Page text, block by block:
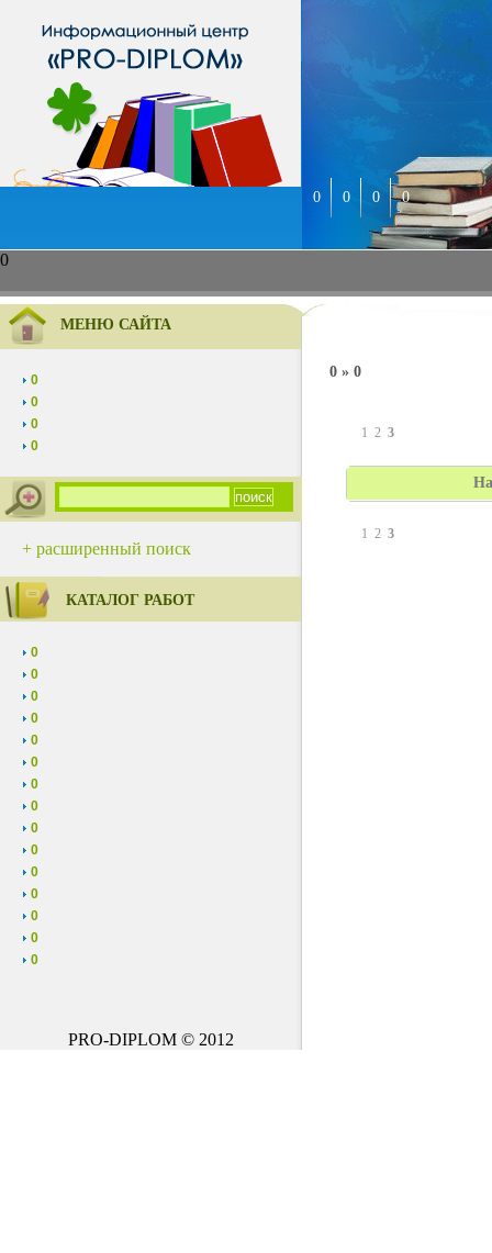
0
0 0 0 0
МЕНЮ САЙТА
0
0
0
0
+ расширенный поиск
КАТАЛОГ РАБОТ
0
0
0
0
0
0
0
0
0
0
0
0
0
0
0
PRO-DIPLOM © 2012
0 » 0
1 2 3
1 2 3